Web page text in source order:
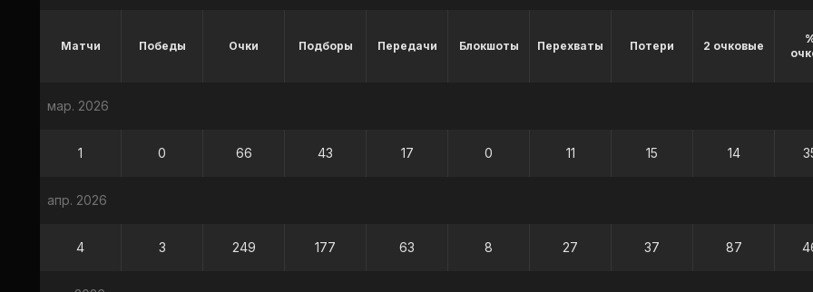
Матчи Победы Очки Подборы Передачи Блокшоты Перехваты Потери 2 очковые
мар. 2026
1 0 66 43 17 0 11 15 14
апр. 2026
4 3 249 177 63 8 27 37 87